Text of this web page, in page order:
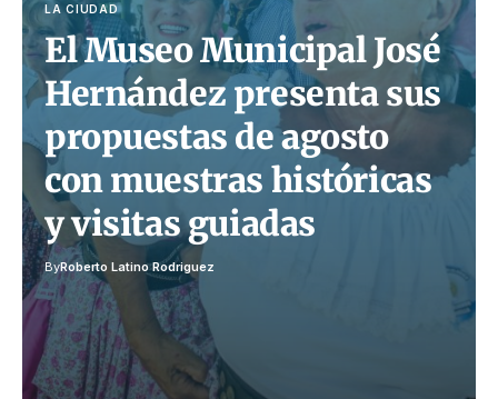
LA CIUDAD
El Museo Municipal José
Hernández presenta sus
propuestas de agosto
con muestras históricas
y visitas guiadas
ByRoberto Latino Rodriguez